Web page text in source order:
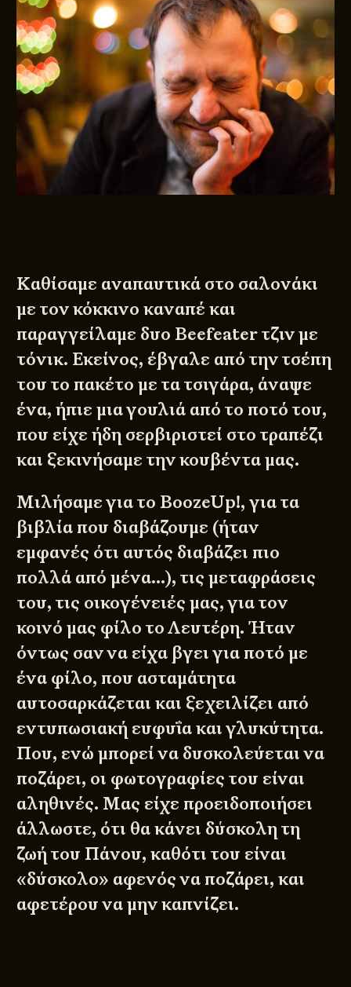
Καθίσαμε αναπαυτικά στο σαλονάκι
με τον κόκκινο καναπέ και
παραγγείλαμε δυο Beefeater τζιν με
τόνικ. Εκείνος, έβγαλε από την τσέπη
του το πακέτο με τα τσιγάρα, άναψε
ένα, ήπιε μια γουλιά από το ποτό του,
που είχε ήδη σερβιριστεί στο τραπέζι
και ξεκινήσαμε την κουβέντα μας.
Μιλήσαμε για το BoozeUp!, για τα
βιβλία που διαβάζουμε (ήταν
εμφανές ότι αυτός διαβάζει πιο
πολλά από μένα…), τις μεταφράσεις
του, τις οικογένειές μας, για τον
κοινό μας φίλο το Λευτέρη. Ήταν
όντως σαν να είχα βγει για ποτό με
ένα φίλο, που ασταμάτητα
αυτοσαρκάζεται και ξεχειλίζει από
εντυπωσιακή ευφυΐα και γλυκύτητα.
Που, ενώ μπορεί να δυσκολεύεται να
ποζάρει, οι φωτογραφίες του είναι
αληθινές. Μας είχε προειδοποιήσει
άλλωστε, ότι θα κάνει δύσκολη τη
ζωή του Πάνου, καθότι του είναι
«δύσκολο» αφενός να ποζάρει, και
αφετέρου να μην καπνίζει.